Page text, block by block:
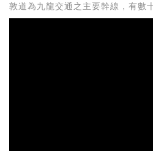
敦道為九龍交通之主要幹線，有數